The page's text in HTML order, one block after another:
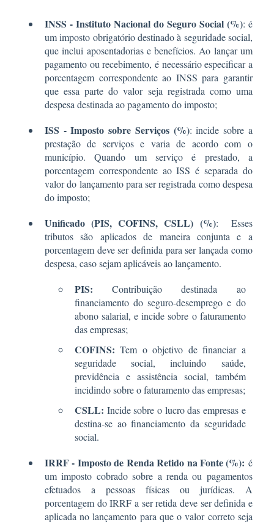
INSS - Instituto Nacional do Seguro Social (%): é
um imposto obrigatório destinado à seguridade social,
que inclui aposentadorias e benefícios. Ao lançar um
pagamento ou recebimento, é necessário especificar a
porcentagem correspondente ao INSS para garantir
que essa parte do valor seja registrada como uma
despesa destinada ao pagamento do imposto;
ISS - Imposto sobre Serviços (%): incide sobre a
prestação de serviços e varia de acordo com o
município. Quando um serviço é prestado, a
porcentagem correspondente ao ISS é separada do
valor do lançamento para ser registrada como despesa
do imposto;
Unificado (PIS, COFINS, CSLL) (%): Esses
tributos são aplicados de maneira conjunta e a
porcentagem deve ser definida para ser lançada como
despesa, caso sejam aplicáveis ao lançamento.
PIS: Contribuição destinada ao
financiamento do seguro-desemprego e do
abono salarial, e incide sobre o faturamento
das empresas;
COFINS: Tem o objetivo de financiar a
seguridade social, incluindo saúde,
previdência e assistência social, também
incidindo sobre o faturamento das empresas;
CSLL: Incide sobre o lucro das empresas e
destina-se ao financiamento da seguridade
social.
IRRF - Imposto de Renda Retido na Fonte (%): é
um imposto cobrado sobre a renda ou pagamentos
efetuados a pessoas físicas ou jurídicas. A
porcentagem do IRRF a ser retida deve ser definida e
aplicada no lançamento para que o valor correto seja